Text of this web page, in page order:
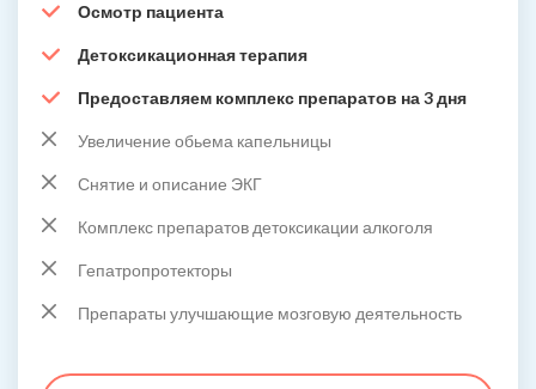
Осмотр пациента
Детоксикационная терапия
Предоставляем комплекс препаратов на 3 дня
Увеличение обьема капельницы
Снятие и описание ЭКГ
Комплекс препаратов детоксикации алкоголя
Гепатропротекторы
Препараты улучшающие мозговую деятельность